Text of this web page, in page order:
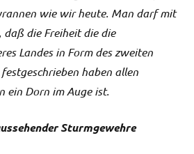
wie wir heute. Man darf mit
daß die Freiheit die die
Landes in Form des zweiten
haben allen
ein Dorn im Auge ist.
Sturmgewehre